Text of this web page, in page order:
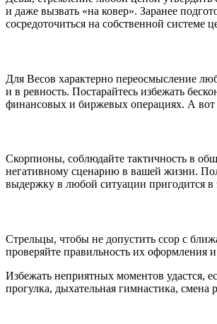
и даже вызвать «на ковер». Заранее
сосредоточиться на собственной системе
Для Весов характерно переосмысление
и в ревность. Постарайтесь избежать
финансовых и биржевых операциях. А вот
Скорпионы, соблюдайте тактичность в
негативному сценарию в вашей жизни.
выдержку в любой ситуации пригодится в
Стрельцы, чтобы не допустить ссор с
проверяйте правильность их оформления
Избежать неприятных моментов удастся,
прогулка, дыхательная гимнастика,